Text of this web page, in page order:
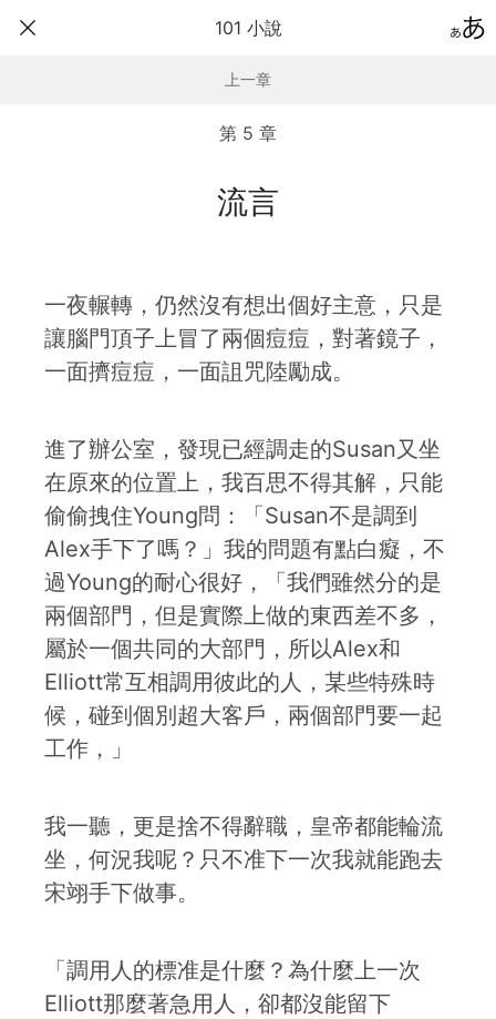
101 小說
上一章
第 5 章
流言
一夜輾轉，仍然沒有想出個好主意，只是
讓腦門頂子上冒了兩個痘痘，對著鏡子，
一面擠痘痘，一面詛咒陸勵成。
進了辦公室，發現已經調走的Susan又坐
在原來的位置上，我百思不得其解，只能
偷偷拽住Young問：「Susan不是調到
Alex手下了嗎？」我的問題有點白癡，不
過Young的耐心很好，「我們雖然分的是
兩個部門，但是實際上做的東西差不多，
屬於一個共同的大部門，所以Alex和
Elliott常互相調用彼此的人，某些特殊時
候，碰到個別超大客戶，兩個部門要一起
工作，」
我一聽，更是捨不得辭職，皇帝都能輪流
坐，何況我呢？只不准下一次我就能跑去
宋翊手下做事。
「調用人的標准是什麼？為什麼上一次
Elliott那麼著急用人，卻都沒能留下